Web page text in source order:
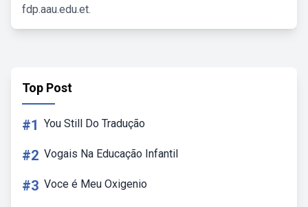
fdp.aau.edu.et.
Top Post
#1 You Still Do Tradução
#2 Vogais Na Educação Infantil
#3 Voce é Meu Oxigenio